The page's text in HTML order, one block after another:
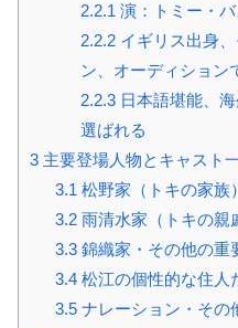
2.2.1 演：トミー・バ
2.2.2イギリス出身、
ン、オーディション
2.2.3日本語堪能、海
選ばれる
3 主要登場人物とキャスト
3.1 松野家（トキの家族）
3.2雨清水家（トキの親
3.3錦織家・その他の重
3.4松江の個性的な住人
3.5ナレーション・その